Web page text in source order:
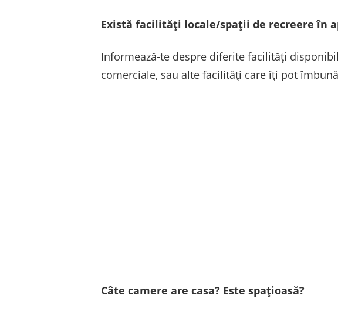
Există facilități locale/spații de recreere în
Informează-te despre diferite facilități
comerciale, sau alte facilități care îți pot
Câte camere are casa? Este spațioasă?